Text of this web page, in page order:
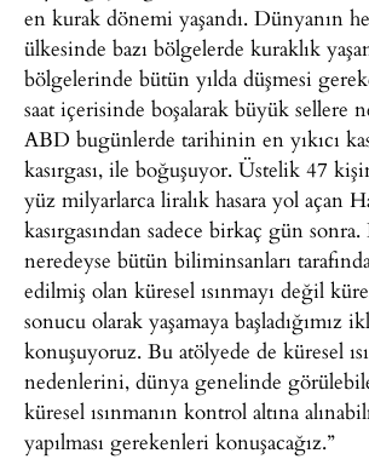
en kurak dönemi yaşandı. Dünyanın
ülkesinde bazı bölgelerde kuraklık
bölgelerinde bütün yılda düşmesi
saat içerisinde boşalarak büyük sellere
ABD bugünlerde tarihinin en yıkıcı
kasırgası, ile boğuşuyor. Üstelik 47
yüz milyarlarca liralık hasara yol açan
kasırgasından sadece birkaç gün sonra.
neredeyse bütün biliminsanları
edilmiş olan küresel ısınmayı değil
sonucu olarak yaşamaya başladığımız
konuşuyoruz. Bu atölyede de küresel
nedenlerini, dünya genelinde
küresel ısınmanın kontrol altına
yapılması gerekenleri konuşacağız.”